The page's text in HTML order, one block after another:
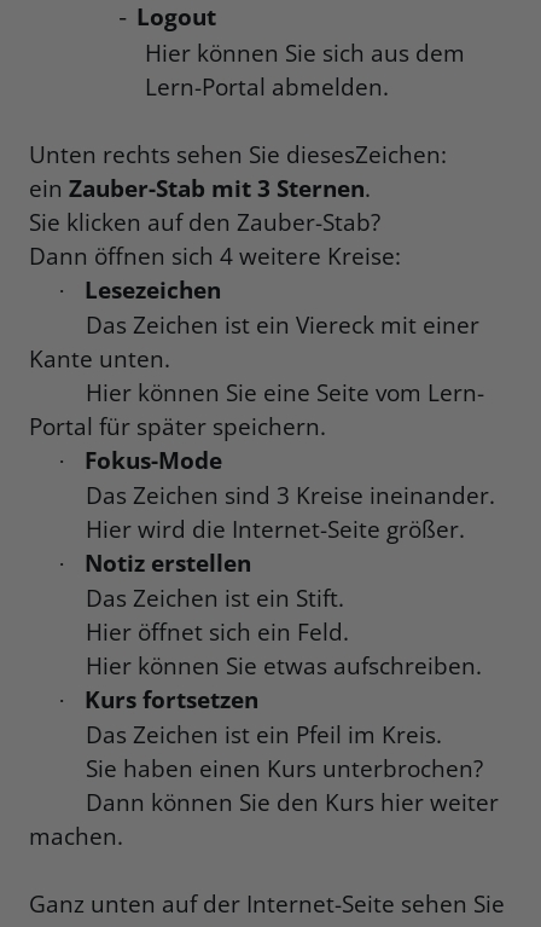
- Logout
Hier können Sie sich aus dem
Lern-Portal abmelden.
Unten rechts sehen Sie diesesZeichen:
ein Zauber-Stab mit 3 Sternen.
Sie klicken auf den Zauber-Stab?
Dann öffnen sich 4 weitere Kreise:
·
Lesezeichen
Das Zeichen ist ein Viereck mit einer
Kante unten.
Hier können Sie eine Seite vom Lern-
Portal für später speichern.
·
Fokus-Mode
Das Zeichen sind 3 Kreise ineinander.
Hier wird die Internet-Seite größer.
·
Notiz erstellen
Das Zeichen ist ein Stift.
Hier öffnet sich ein Feld.
Hier können Sie etwas aufschreiben.
·
Kurs fortsetzen
Das Zeichen ist ein Pfeil im Kreis.
Sie haben einen Kurs unterbrochen?
Dann können Sie den Kurs hier weiter
machen.
Ganz unten auf der Internet-Seite sehen Sie